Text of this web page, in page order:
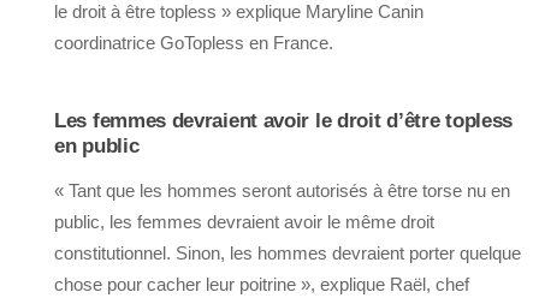
le droit à être topless » explique Maryline Canin
coordinatrice GoTopless en France.
Les femmes devraient avoir le droit d’être topless
en public
« Tant que les hommes seront autorisés à être torse nu en
public, les femmes devraient avoir le même droit
constitutionnel. Sinon, les hommes devraient porter quelque
chose pour cacher leur poitrine », explique Raël, chef